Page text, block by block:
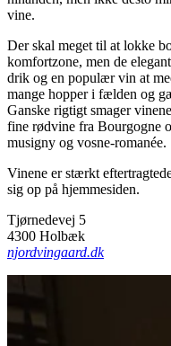
vine.
Der skal meget til at lokke
komfortzone, men de
drik og en populær vin at
mange hopper i fælden og
Ganske rigtigt smager
fine rødvine fra Bourgogne
musigny og vosne-romanée.
Vinene er stærkt
sig op på hjemmesiden.
Tjørnedevej 5
4300 Holbæk
njordvingaard.dk